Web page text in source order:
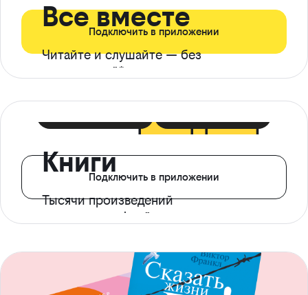
Все вместе
Читайте и слушайте — без
ограничений*
Подключить в приложении
Книги
Тысячи произведений
с доступом офлайн
Подключить в приложении